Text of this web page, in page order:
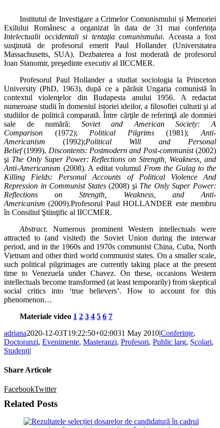
Institutul de Investigare a Crimelor Comunismului și Memoriei
Exilului Românesc a organizat în data de 31 mai conferința
Intelectualii occidentali si tentaţia comunismului. Aceasta a fost
susţinută de profesorul emerit Paul Hollander
(Universitatea
Massachusetts, SUA). Dezbaterea a fost moderată de profesorul
Ioan Stanomir, preşedinte executiv al IICCMER.
Profesorul Paul Hollander a studiat sociologia la Princeton
University (PhD, 1963), după ce a părăsit Ungaria comunistă în
contextul violenţelor din Budapesta anului 1956. A redactat
numeroase studii în domeniul istoriei ideilor, a filosofiei culturii şi al
studiilor de politică comparată. Între cărţile de referinţă ale domniei
sale de numără:
Soviet and American Society: A
Comparison
(1972); Political Pilgrims (1981);
Anti-
Americanism
(1992);Political Will and Personal
Belief (1999), Discontents: Postmodern and Post-communist (2002)
şi The Only Super Power: Reflections on Strength, Weakness, and
Anti-Americanism (2008). A editat volumul From the Gulag to the
Killing Fields: Personal Accounts of Political Violence And
Repression in Communist States (2008) şi The Only Super Power:
Reflections on Strength, Weakness, and Anti-
Americanism (2009).Profesorul Paul HOLLANDER este membru
în Consiliul Ştiinţific al IICCMER.
Abstract. Numerous prominent Western intellectuals were
attracted to (and visited) the Soviet Union during the interwar
period, and in the 1960s and 1970s communist China, Cuba, North
Vietnam and other third world communist states. On a smaller scale,
such political pilgrimages are currently taking place at the present
time to Venezuela under Chavez. On these, occasions Western
intellectuals become transformed (at least temporarily) from skeptical
social critics into ‘true believers’. How to account for this
phenomenon…
Materiale video 1 2 3 4 5 6 7
adriana2020-12-03T19:22:50+02:0031 May 2010|Conferințe,
Doctoranzi, Evenimente, Masteranzi, Profesori, Public larg, Școlari,
Studenți|
Share Articole
FacebookTwitter
Related Posts